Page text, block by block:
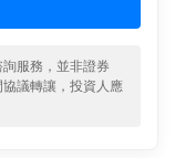
服務，並非證券
議轉讓，投資人應